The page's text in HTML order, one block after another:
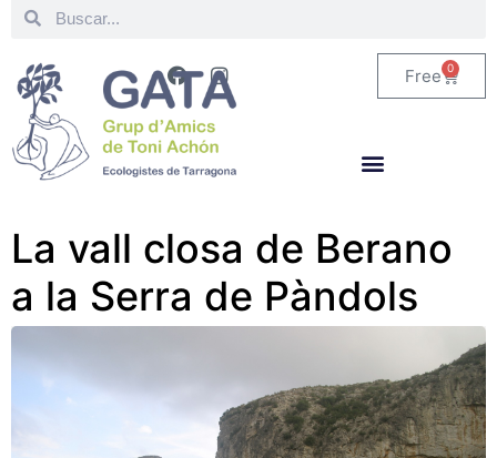
Free 0
La vall closa de Berano
a la Serra de Pàndols